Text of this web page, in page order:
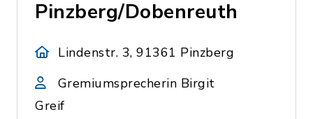
Pinzberg/Dobenreuth
Lindenstr. 3, 91361 Pinzberg
Gremiumsprecherin Birgit
Greif